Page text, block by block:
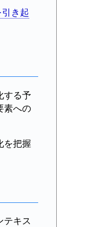
引き起
する予
素への
を把握
テキス